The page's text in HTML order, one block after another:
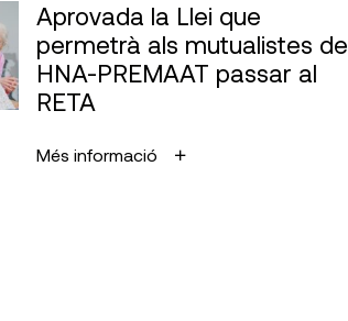
Aprovada la Llei que
permetrà als mutualistes de
HNA-PREMAAT passar al
RETA
Més informació